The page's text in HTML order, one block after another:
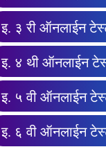
इ. ३ री ऑनलाईन
इ. ४ थी ऑनलाईन
इ. ५ वी ऑनलाईन
इ. ६ वी ऑनलाईन